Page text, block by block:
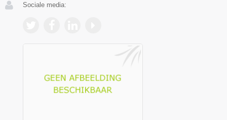
Sociale media: